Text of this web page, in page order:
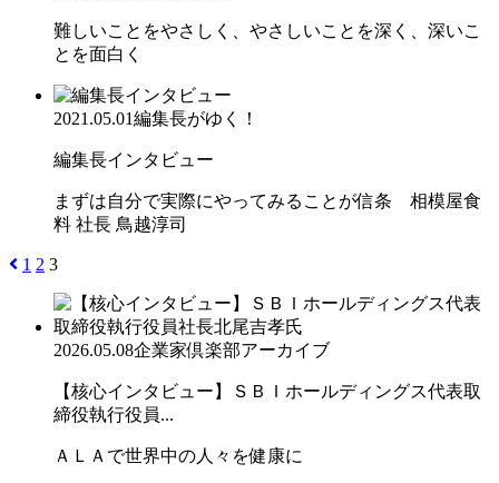
難しいことをやさしく、やさしいことを深く、深いこ
とを面白く
2021.05.01編集長がゆく！
編集長インタビュー
まずは自分で実際にやってみることが信条 相模屋食
料 社長 鳥越淳司
1 2 3
2026.05.08企業家倶楽部アーカイブ
【核心インタビュー】ＳＢＩホールディングス代表取
締役執行役員...
ＡＬＡで世界中の人々を健康に